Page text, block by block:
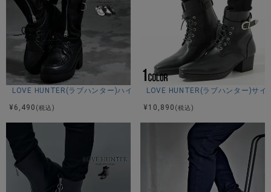
LOVE HUNTER(ラブハンター)ハイヒールUチップシューズ/全3色
¥ 6,490 (税込)
LOVE HUNTER(ラブハンター)サ
¥ 10,890 (税込)